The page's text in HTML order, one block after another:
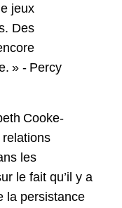
jeux
Des
» - Percy
Cooke-
les
le fait qu’il y a
la persistance